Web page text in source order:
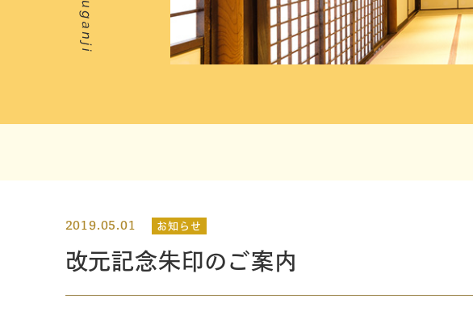
2019.05.01 お知らせ
改元記念朱印のご案内